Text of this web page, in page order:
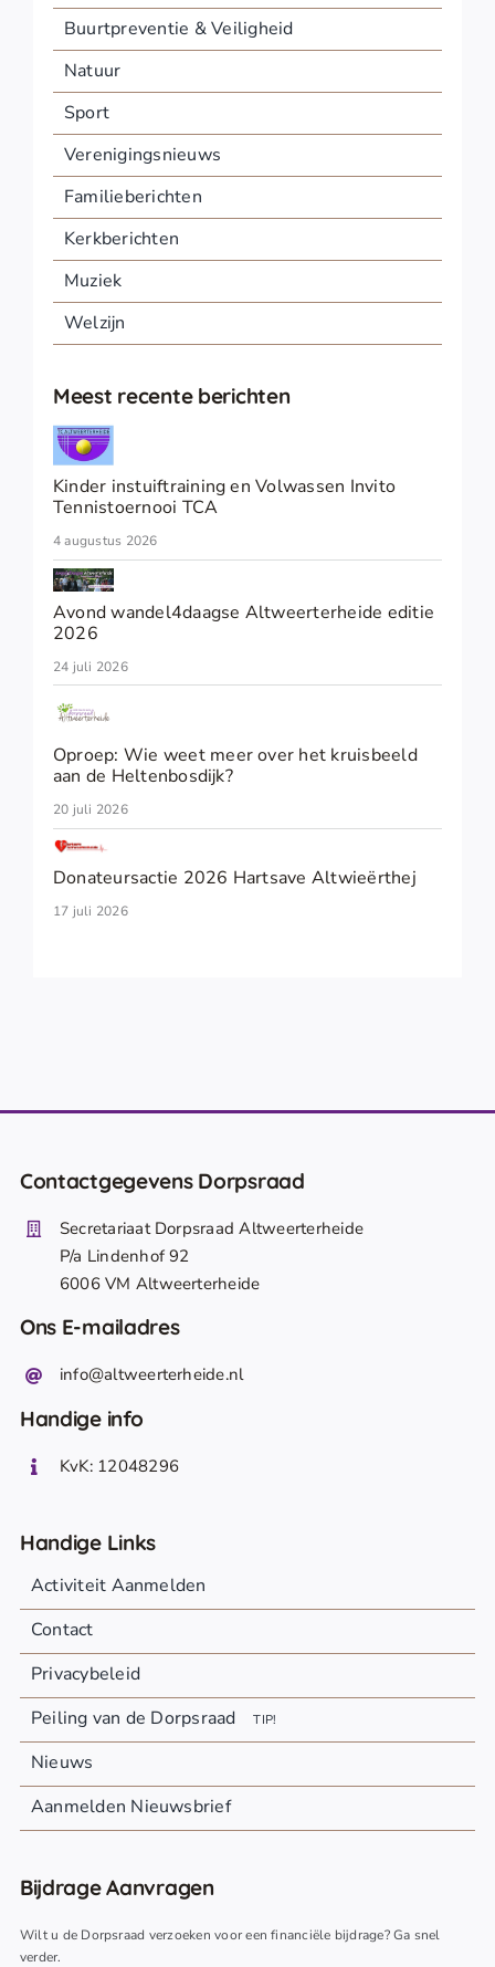
Buurtpreventie & Veiligheid
Natuur
Sport
Verenigingsnieuws
Familieberichten
Kerkberichten
Muziek
Welzijn
Meest recente berichten
Kinder instuiftraining en Volwassen Invito
Tennistoernooi TCA
4 augustus 2026
Avond wandel4daagse Altweerterheide editie
2026
24 juli 2026
Oproep: Wie weet meer over het kruisbeeld
aan de Heltenbosdijk?
20 juli 2026
Donateursactie 2026 Hartsave Altwieërthej
17 juli 2026
Contactgegevens Dorpsraad
Secretariaat Dorpsraad Altweerterheide
P/a Lindenhof 92
6006 VM Altweerterheide
Ons E-mailadres
info@altweerterheide.nl
Handige info
KvK: 12048296
Handige Links
Activiteit Aanmelden
Contact
Privacybeleid
Peiling van de Dorpsraad
TIP!
Nieuws
Aanmelden Nieuwsbrief
Bijdrage Aanvragen
Wilt u de Dorpsraad verzoeken voor een financiële bijdrage? Ga snel
verder.